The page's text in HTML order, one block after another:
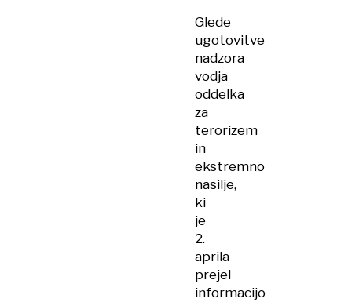
Glede
ugotovitve
nadzora
vodja
oddelka
za
terorizem
in
ekstremno
nasilje,
ki
je
2.
aprila
prejel
informacijo